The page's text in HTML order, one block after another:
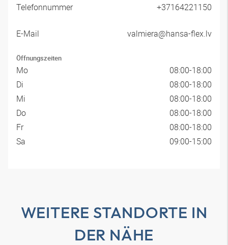
Telefonnummer +37164221150
E-Mail valmiera@hansa-flex.lv
Öffnungszeiten
Mo
08:00-18:00
Di
08:00-18:00
Mi
08:00-18:00
Do
08:00-18:00
Fr
08:00-18:00
Sa
09:00-15:00
WEITERE STANDORTE IN
DER NÄHE